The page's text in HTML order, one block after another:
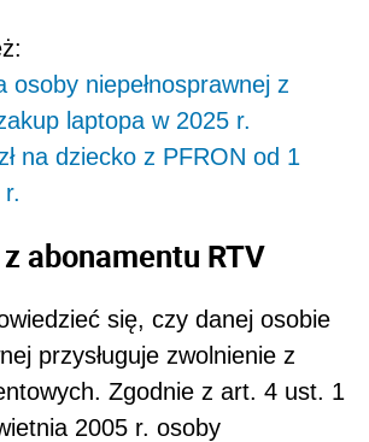
osoby niepełnosprawnej z
laptopa w 2025 r.
na dziecko z PFRON od 1
abonamentu RTV
się, czy danej osobie
przysługuje zwolnienie z
Zgodnie z art. 4 ust. 1
2005 r. osoby